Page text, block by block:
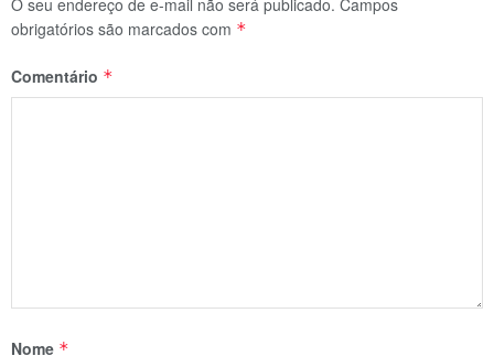
O seu endereço de e-mail não será publicado. Campos
obrigatórios são marcados com *
Comentário *
Nome *